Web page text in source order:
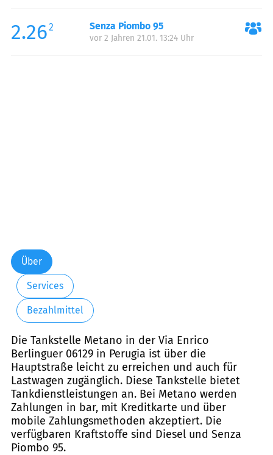
2.262 Senza Piombo 95
vor 2 Jahren 21.01. 13:24 Uhr
Über
Services
Bezahlmittel
Die Tankstelle Metano in der Via Enrico
Berlinguer 06129 in Perugia ist über die
Hauptstraße leicht zu erreichen und auch für
Lastwagen zugänglich. Diese Tankstelle bietet
Tankdienstleistungen an. Bei Metano werden
Zahlungen in bar, mit Kreditkarte und über
mobile Zahlungsmethoden akzeptiert. Die
verfügbaren Kraftstoffe sind Diesel und Senza
Piombo 95.